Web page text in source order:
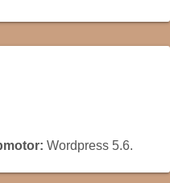
Wordpress 5.6.